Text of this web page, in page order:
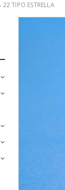
TIPO ESTRELLA